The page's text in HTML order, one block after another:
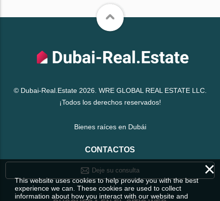
© Dubai-Real.Estate 2026. WRE GLOBAL REAL ESTATE LLC.
¡Todos los derechos reservados!
Bienes raíces en Dubái
CONTACTOS
Deje su consulta ×
This website uses cookies to help provide you with the best
experience we can. These cookies are used to collect
information about how you interact with our website and